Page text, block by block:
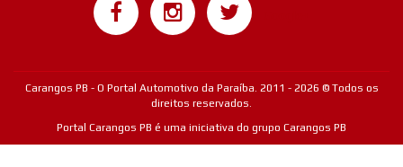
Carangos PB - O Portal Automotivo da Paraíba. 2011 - 2026 © Todos os
direitos reservados.
Portal Carangos PB é uma iniciativa do grupo Carangos PB